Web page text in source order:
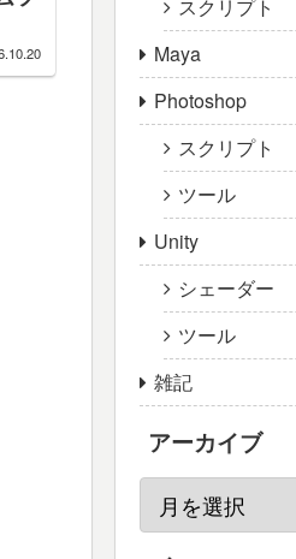
スクリプト
Maya
Photoshop
スクリプト
ツール
Unity
シェーダー
ツール
雑記
アーカイブ